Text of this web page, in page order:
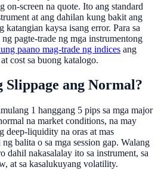
on-screen na quote. Ito ang standard
at ang dahilan kung bakit ang
katangian kaysa isang error. Para sa
pagte-trade ng mga instrumentong
paano mag-trade ng indices ang
cost sa buong katalogo.
ang Normal?
1 hanggang 5 pips sa mga major
na market conditions, na may
deep-liquidity na oras at mas
balita o sa mga session gap. Walang
dahil nakasalalay ito sa instrument, sa
at sa kasalukuyang volatility.